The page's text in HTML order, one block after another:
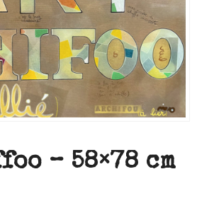
– 58×78 cm